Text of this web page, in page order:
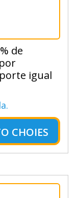
de
igual
CHOIES